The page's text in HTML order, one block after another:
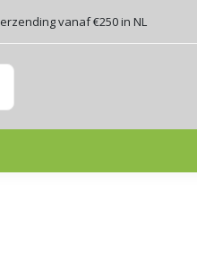
vanaf €250 in NL